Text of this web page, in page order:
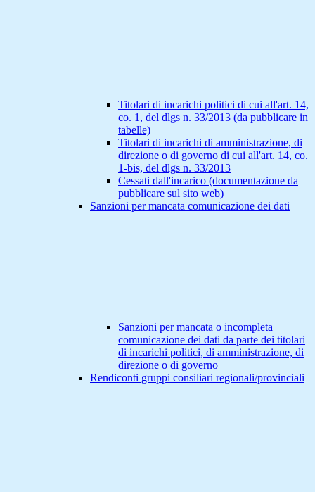
Titolari di incarichi politici di cui all'art. 14,
co. 1, del dlgs n. 33/2013 (da pubblicare in
tabelle)
Titolari di incarichi di amministrazione, di
direzione o di governo di cui all'art. 14, co.
1-bis, del dlgs n. 33/2013
Cessati dall'incarico (documentazione da
pubblicare sul sito web)
Sanzioni per mancata comunicazione dei dati
Sanzioni per mancata o incompleta
comunicazione dei dati da parte dei titolari
di incarichi politici, di amministrazione, di
direzione o di governo
Rendiconti gruppi consiliari regionali/provinciali